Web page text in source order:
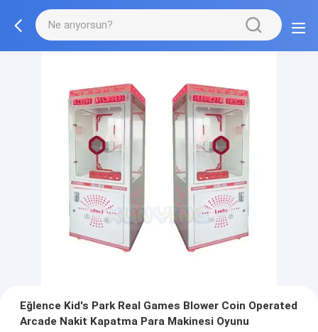
Eğlence Kid's Park Real Games Blower Coin Operated
Arcade Nakit Kapatma Para Makinesi Oyunu